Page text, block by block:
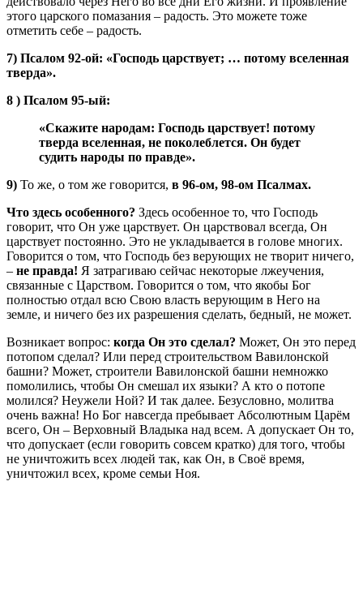
этого царского помазания – радость. Это можете тоже
отметить себе – радость.
7) Псалом 92-ой: «Господь царствует; … потому вселенная
тверда».
8 ) Псалом 95-ый:
«Скажите народам: Господь царствует! потому
тверда вселенная, не поколеблется. Он будет
судить народы по правде».
9) То же, о том же говорится, в 96-ом, 98-ом Псалмах.
Что здесь особенного? Здесь особенное то, что Господь
говорит, что Он уже царствует. Он царствовал всегда, Он
царствует постоянно. Это не укладывается в голове многих.
Говорится о том, что Господь без верующих не творит ничего,
– не правда! Я затрагиваю сейчас некоторые лжеучения,
связанные с Царством. Говорится о том, что якобы Бог
полностью отдал всю Свою власть верующим в Него на
земле, и ничего без их разрешения сделать, бедный, не может.
Возникает вопрос: когда Он это сделал? Может, Он это перед
потопом сделал? Или перед строительством Вавилонской
башни? Может, строители Вавилонской башни немножко
помолились, чтобы Он смешал их языки? А кто о потопе
молился? Неужели Ной? И так далее. Безусловно, молитва
очень важна! Но Бог навсегда пребывает Абсолютным Царём
всего, Он – Верховный Владыка над всем. А допускает Он то,
что допускает (если говорить совсем кратко) для того, чтобы
не уничтожить всех людей так, как Он, в Своё время,
уничтожил всех, кроме семьи Ноя.